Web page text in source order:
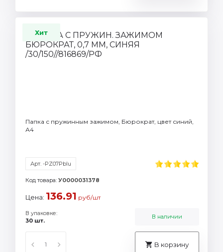
Хит
Папка с пружинным зажимом, Бюрократ, цвет синий,
А4
Арт. -PZ07Pblu
Код товара: У0000031378
Цена: 136.91 руб/шт
В упаковке:
30 шт.
В наличии
В корзину